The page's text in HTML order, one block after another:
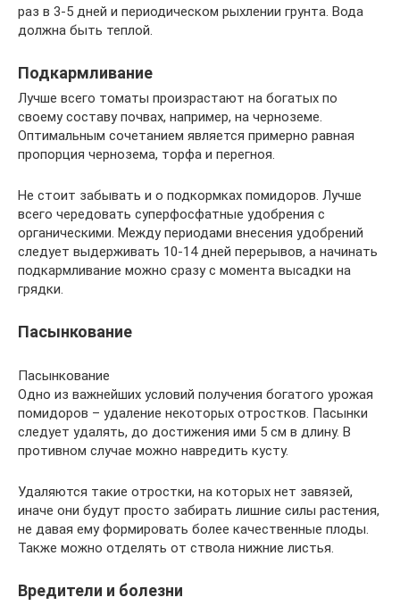
раз в 3-5 дней и периодическом рыхлении грунта. Вода
должна быть теплой.
Подкармливание
Лучше всего томаты произрастают на богатых по
своему составу почвах, например, на черноземе.
Оптимальным сочетанием является примерно равная
пропорция чернозема, торфа и перегноя.
Не стоит забывать и о подкормках помидоров. Лучше
всего чередовать суперфосфатные удобрения с
органическими. Между периодами внесения удобрений
следует выдерживать 10-14 дней перерывов, а начинать
подкармливание можно сразу с момента высадки на
грядки.
Пасынкование
Пасынкование
Одно из важнейших условий получения богатого урожая
помидоров – удаление некоторых отростков. Пасынки
следует удалять, до достижения ими 5 см в длину. В
противном случае можно навредить кусту.
Удаляются такие отростки, на которых нет завязей,
иначе они будут просто забирать лишние силы растения,
не давая ему формировать более качественные плоды.
Также можно отделять от ствола нижние листья.
Вредители и болезни